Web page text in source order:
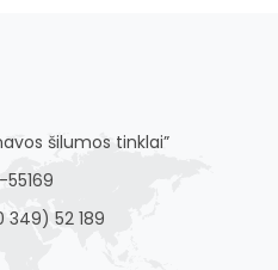
šilumos tinklai”
349) 52 189